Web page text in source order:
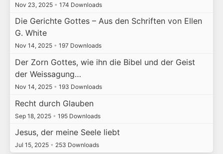
Nov 23, 2025 • 174 Downloads
Die Gerichte Gottes – Aus den Schriften von Ellen
G. White
Nov 14, 2025 • 197 Downloads
Der Zorn Gottes, wie ihn die Bibel und der Geist
der Weissagung…
Nov 14, 2025 • 193 Downloads
Recht durch Glauben
Sep 18, 2025 • 195 Downloads
Jesus, der meine Seele liebt
Jul 15, 2025 • 253 Downloads